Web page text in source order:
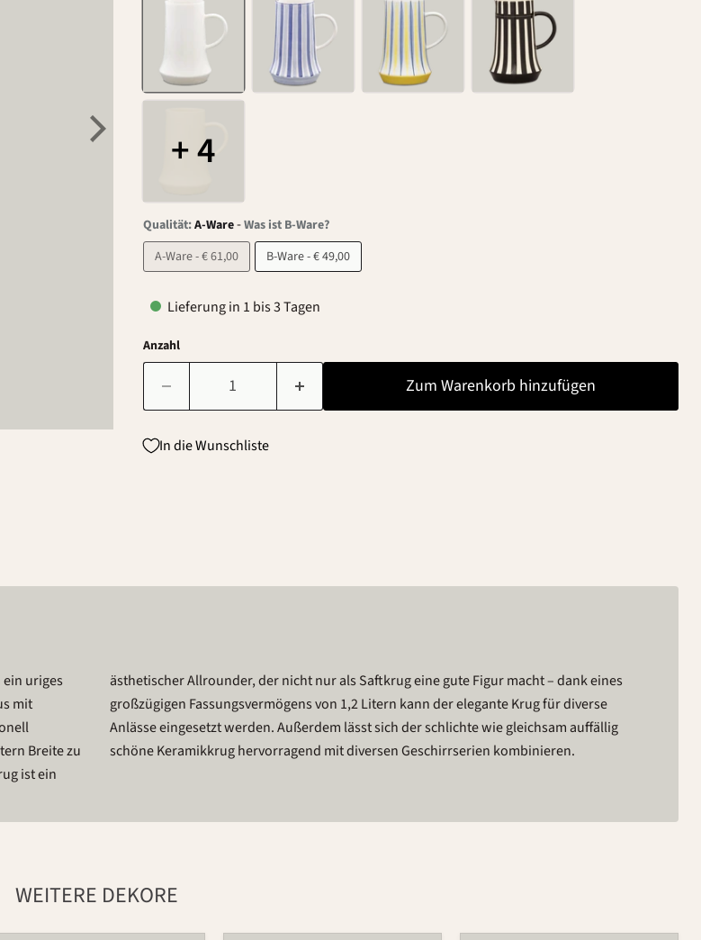
+ 4
Qualität:A-Ware-Was ist B-Ware?
A-Ware - € 61,00
B-Ware - € 49,00
Lieferung in 1 bis 3 Tagen
Anzahl
Zum Warenkorb hinzufügen
In die Wunschliste
uriges
mit
Breite zu
ist ein
eines
schöne Keramikkrug hervorragend mit diversen Geschirrserien kombinieren.
WEITERE DEKORE